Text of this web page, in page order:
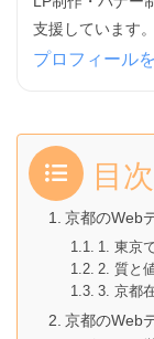
支援しています。
プロフィール
目次
京都のWeb
1. 東京
2. 質と
3. 京都
京都のWeb